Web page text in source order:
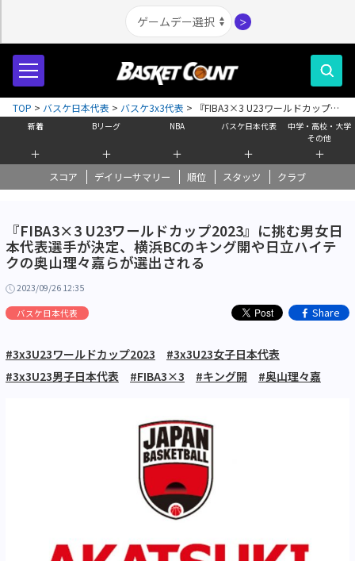
＞
新着
＋
Bリーグ
＋
NBA
＋
バスケ日本代表
＋
中学・高校・大学
その他
＋
スコア デイリーサマリー 順位 スタッツ クラブ
TOP > バスケ日本代表 > バスケ3x3代表 >
『FIBA3×3 U23ワールドカップ
2023』に挑む男女日本代表選手が決定、横浜BCのキング開や日立ハイテクの
奥山理々嘉らが選出される
『FIBA3×3 U23ワールドカップ2023』に挑む男女日
本代表選手が決定、横浜BCのキング開や日立ハイテ
クの奥山理々嘉らが選出される
2023/09/26 12:35
バスケ日本代表 Share
#3x3U23ワールドカップ2023
#3x3U23女子日本代表
#3x3U23男子日本代表
#FIBA3×3 #キング開 #奥山理々嘉